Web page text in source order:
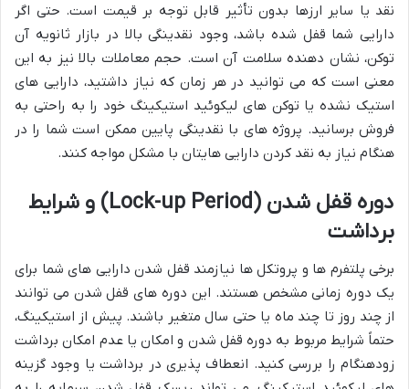
نقد یا سایر ارزها بدون تأثیر قابل توجه بر قیمت است. حتی اگر
دارایی شما قفل شده باشد، وجود نقدینگی بالا در بازار ثانویه آن
توکن، نشان دهنده سلامت آن است. حجم معاملات بالا نیز به این
معنی است که می توانید در هر زمان که نیاز داشتید، دارایی های
استیک نشده یا توکن های لیکوئید استیکینگ خود را به راحتی به
فروش برسانید. پروژه های با نقدینگی پایین ممکن است شما را در
هنگام نیاز به نقد کردن دارایی هایتان با مشکل مواجه کنند.
دوره قفل شدن (Lock-up Period) و شرایط
برداشت
برخی پلتفرم ها و پروتکل ها نیازمند قفل شدن دارایی های شما برای
یک دوره زمانی مشخص هستند. این دوره های قفل شدن می توانند
از چند روز تا چند ماه یا حتی سال متغیر باشند. پیش از استیکینگ،
حتماً شرایط مربوط به دوره قفل شدن و امکان یا عدم امکان برداشت
زودهنگام را بررسی کنید. انعطاف پذیری در برداشت یا وجود گزینه